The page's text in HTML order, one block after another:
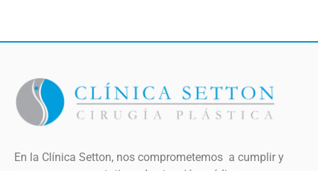
En la Clínica Setton, nos comprometemos a cumplir y